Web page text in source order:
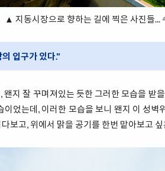
▲ 지동시장으로 향하는 길에 찍은 사진들...
입구가 있다."
지 잘 꾸며져있는 듯한 그러한 모습을 받
이었는데, 이러한 모습을 보니 왠지 이 성
보고, 위에서 맑을 공기를 한번 맡아보고